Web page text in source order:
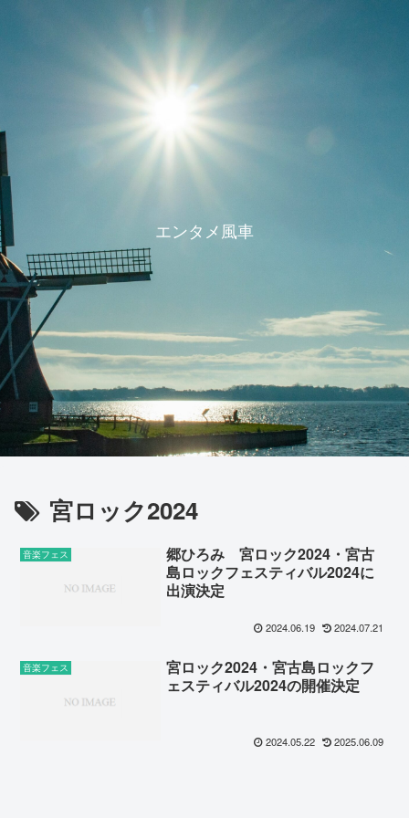
エンタメ風車
宮ロック2024
音楽フェス
郷ひろみ 宮ロック2024・宮古
島ロックフェスティバル2024に
出演決定
2024.06.19 2024.07.21
音楽フェス
宮ロック2024・宮古島ロックフ
ェスティバル2024の開催決定
2024.05.22 2025.06.09